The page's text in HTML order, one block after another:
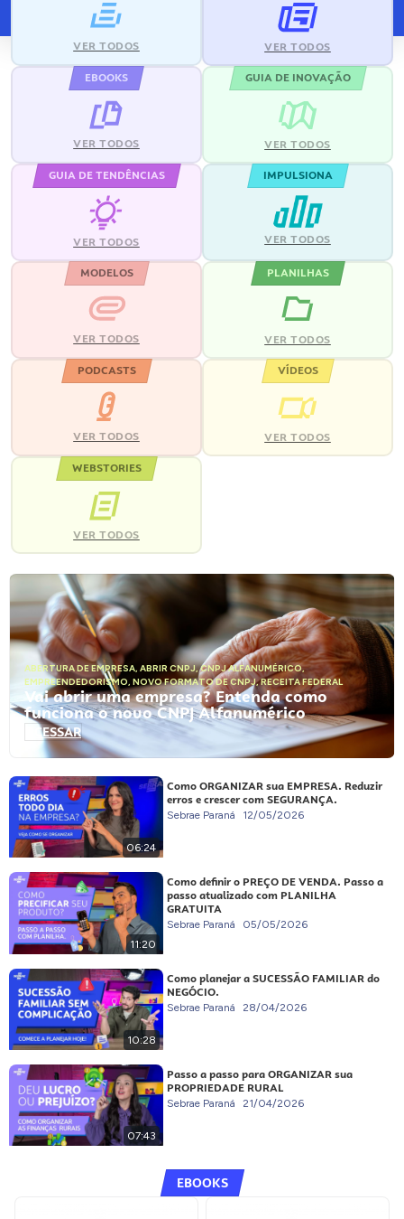
VER TODOS VER TODOS
EBOOKS
VER TODOS
GUIA DE INOVAÇÃO
VER TODOS
GUIA DE TENDÊNCIAS
VER TODOS
IMPULSIONA
VER TODOS
MODELOS
VER TODOS
PLANILHAS
VER TODOS
PODCASTS
VER TODOS
VÍDEOS
VER TODOS
WEBSTORIES
VER TODOS
ABERTURA DE EMPRESA, ABRIR CNPJ,CNPJ ALFANUMÉRICO,
EMPREENDEDORISMO, NOVO FORMATO DE CNPJ,RECEITA FEDERAL
Vai abrir uma empresa? Entenda como
funciona o novo CNPJ Alfanumérico
ACESSAR
06:24
Como ORGANIZAR sua EMPRESA. Reduzir
erros e crescer com SEGURANÇA.
Sebrae Paraná 12/05/2026
11:20
Como definir o PREÇO DE VENDA. Passo a
passo atualizado com PLANILHA
GRATUITA
Sebrae Paraná 05/05/2026
10:28
Como planejar a SUCESSÃO FAMILIAR do
NEGÓCIO.
Sebrae Paraná 28/04/2026
07:43
Passo a passo para ORGANIZAR sua
PROPRIEDADE RURAL
Sebrae Paraná 21/04/2026
EBOOKS